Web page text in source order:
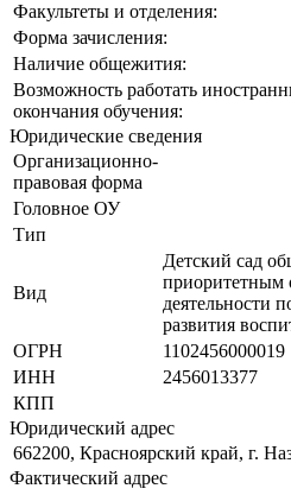
Факультеты и отделения:
Форма зачисления:
Наличие общежития:
Возможность работать
окончания обучения:
Юридические сведения
Организационно-
правовая форма
Головное ОУ
Тип
Вид
Детский сад
приоритетным
деятельности
развития
ОГРН
1102456000019
ИНН
2456013377
КПП
Юридический адрес
662200, Красноярский край, г.
Фактический адрес